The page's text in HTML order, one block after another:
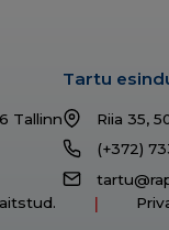
Tallinn
Tartu
Riia 35,
(+372)